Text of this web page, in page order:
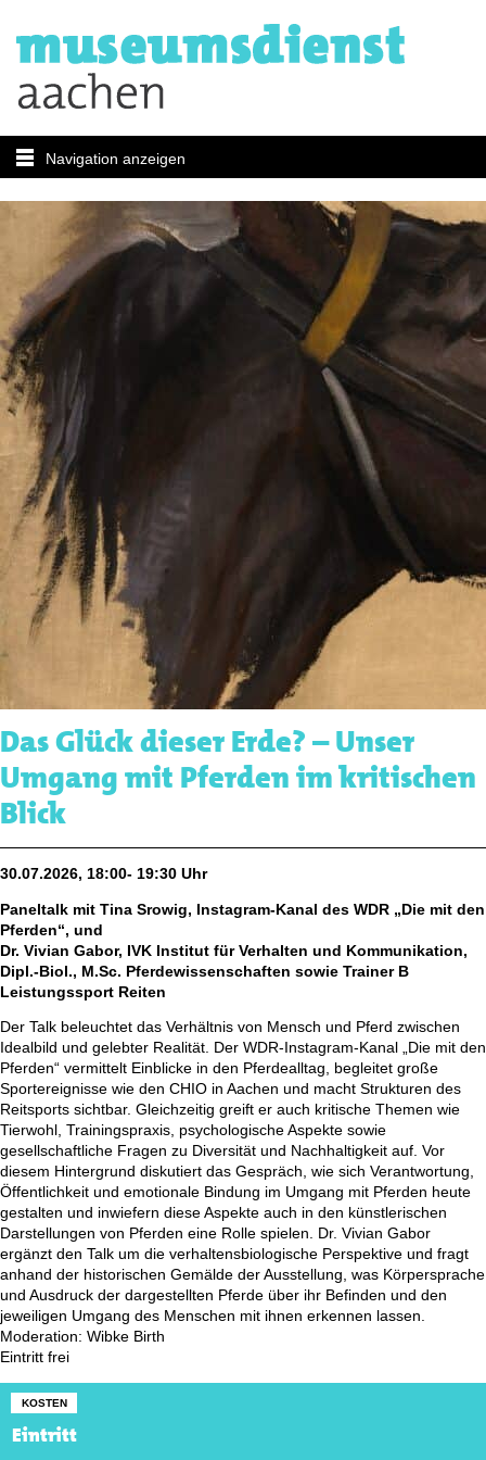
Navigation anzeigen
Das Glück dieser Erde? – Unser
Umgang mit Pferden im kritischen
Blick
30.07.2026, 18:00- 19:30 Uhr
Paneltalk mit Tina Srowig, Instagram-Kanal des WDR „Die mit den
Pferden“, und
Dr. Vivian Gabor, IVK Institut für Verhalten und Kommunikation,
Dipl.-Biol., M.Sc. Pferdewissenschaften sowie Trainer B
Leistungssport Reiten
Der Talk beleuchtet das Verhältnis von Mensch und Pferd zwischen
Idealbild und gelebter Realität. Der WDR-Instagram-Kanal „Die mit den
Pferden“ vermittelt Einblicke in den Pferdealltag, begleitet große
Sportereignisse wie den CHIO in Aachen und macht Strukturen des
Reitsports sichtbar. Gleichzeitig greift er auch kritische Themen wie
Tierwohl, Trainingspraxis, psychologische Aspekte sowie
gesellschaftliche Fragen zu Diversität und Nachhaltigkeit auf. Vor
diesem Hintergrund diskutiert das Gespräch, wie sich Verantwortung,
Öffentlichkeit und emotionale Bindung im Umgang mit Pferden heute
gestalten und inwiefern diese Aspekte auch in den künstlerischen
Darstellungen von Pferden eine Rolle spielen. Dr. Vivian Gabor
ergänzt den Talk um die verhaltensbiologische Perspektive und fragt
anhand der historischen Gemälde der Ausstellung, was Körpersprache
und Ausdruck der dargestellten Pferde über ihr Befinden und den
jeweiligen Umgang des Menschen mit ihnen erkennen lassen.
Moderation: Wibke Birth
Eintritt frei
KOSTEN
Eintritt